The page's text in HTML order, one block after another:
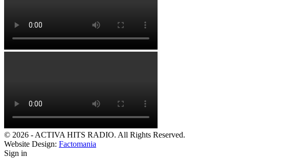
© 2026 - ACTIVA HITS RADIO. All Rights Reserved.
Website Design: Factomania
Sign in